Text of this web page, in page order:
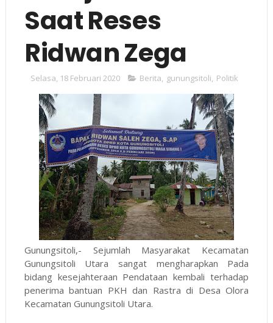
Saat Reses
Ridwan Zega
Selasa, 18 Februari 2020 Berita, gunungsitoli, Politik
Gunungsitoli,- Sejumlah Masyarakat Kecamatan
Gunungsitoli Utara sangat mengharapkan Pada
bidang kesejahteraan Pendataan kembali terhadap
penerima bantuan PKH dan Rastra di Desa Olora
Kecamatan Gunungsitoli Utara.